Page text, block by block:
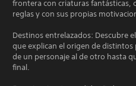
frontera con criaturas fantásticas,
reglas y con sus propias
Destinos entrelazados: Descubre
que explican el origen de
de un personaje al de otro hasta
final.